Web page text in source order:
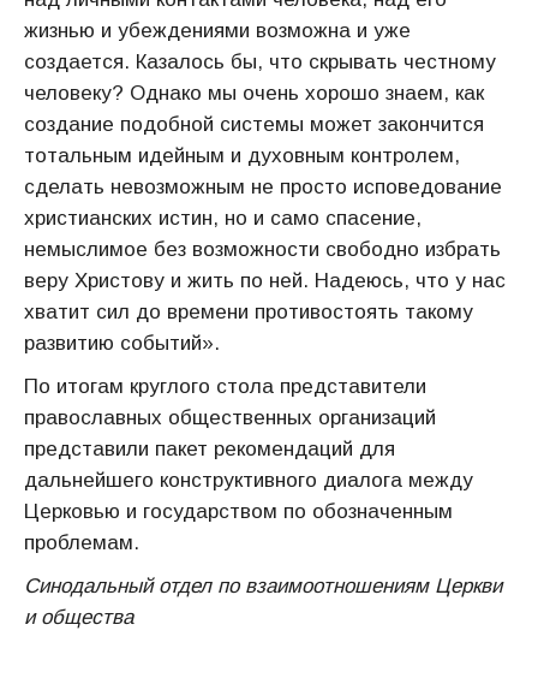
жизнью и убеждениями возможна и уже
создается. Казалось бы, что скрывать честному
человеку? Однако мы очень хорошо знаем, как
создание подобной системы может закончится
тотальным идейным и духовным контролем,
сделать невозможным не просто исповедование
христианских истин, но и само спасение,
немыслимое без возможности свободно избрать
веру Христову и жить по ней. Надеюсь, что у нас
хватит сил до времени противостоять такому
развитию событий».
По итогам круглого стола представители
православных общественных организаций
представили пакет рекомендаций для
дальнейшего конструктивного диалога между
Церковью и государством по обозначенным
проблемам.
Синодальный отдел по взаимоотношениям Церкви
и общества